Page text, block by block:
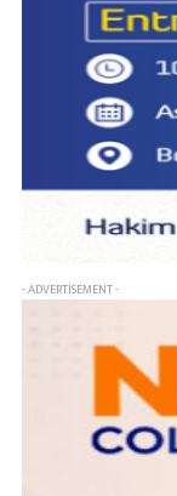
- ADVERTISEMENT -